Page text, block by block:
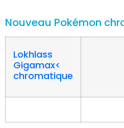
Nouveau Pokémon
Lokhlass
Gigamax<
chromatique